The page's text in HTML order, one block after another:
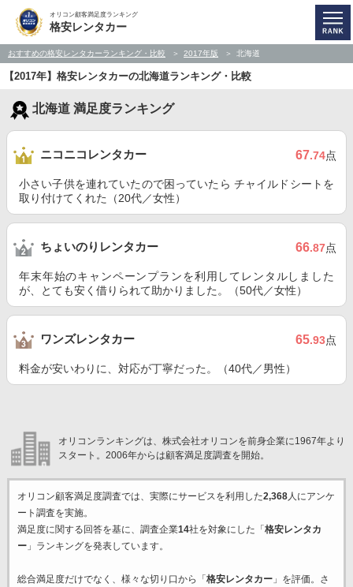
オリコン顧客満足度ランキング
格安レンタカー
おすすめの格安レンタカーランキング・比較 2017年版 北海道
【2017年】格安レンタカーの北海道ランキング・比較
北海道 満足度ランキング
ニコニコレンタカー 67.74点
小さい子供を連れていたので困っていたら チャイルドシートを
取り付けてくれた（20代／女性）
ちょいのりレンタカー 66.87点
年末年始のキャンペーンプランを利用してレンタルしました
が、とても安く借りられて助かりました。（50代／女性）
ワンズレンタカー 65.93点
料金が安いわりに、対応が丁寧だった。（40代／男性）
オリコンランキングは、株式会社オリコンを前身企業に1967年より
スタート。2006年からは顧客満足度調査を開始。
オリコン顧客満足度調査では、実際にサービスを利用した2,368人にアンケ
ート調査を実施。
満足度に関する回答を基に、調査企業14社を対象にした「 格安レンタカ
ー」ランキングを発表しています。
総合満足度だけでなく、様々な切り口から「 格安レンタカー」を評価。さ